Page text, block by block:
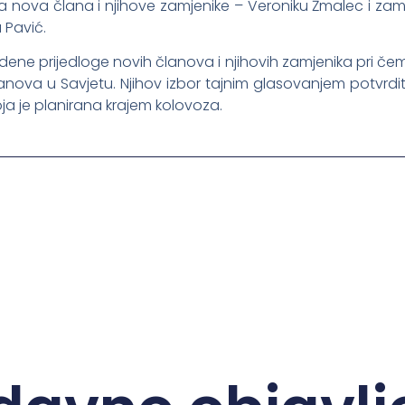
člana i njihove zamjenike – Veroniku Žmalec i
prijedloge novih članova i njihovih zamjenika pri
u Savjetu. Njihov izbor tajnim glasovanjem
je planirana krajem kolovoza.